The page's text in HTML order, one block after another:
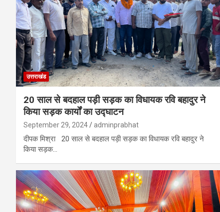
उत्तराखंड
20 साल से बदहाल पड़ी सड़क का विधायक रवि बहादुर ने
किया सड़क कार्यों का उद्घाटन
September 29, 2024 adminprabhat
दीपक मिश्रा 20 साल से बदहाल पड़ी सड़क का विधायक रवि बहादुर ने
किया सड़क…